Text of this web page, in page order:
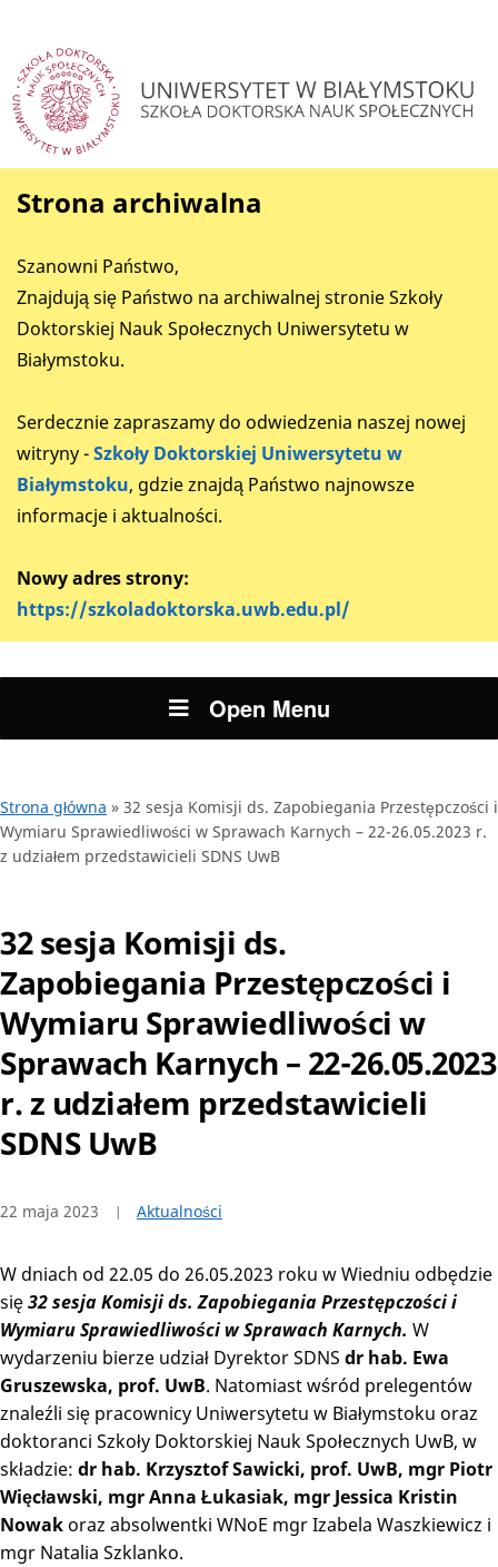
Strona archiwalna
Szanowni Państwo,
Znajdują się Państwo na archiwalnej stronie Szkoły
Doktorskiej Nauk Społecznych Uniwersytetu w
Białymstoku.
Serdecznie zapraszamy do odwiedzenia naszej nowej
witryny -Szkoły Doktorskiej Uniwersytetu w
Białymstoku, gdzie znajdą Państwo najnowsze
informacje i aktualności.
Nowy adres strony:
https://szkoladoktorska.uwb.edu.pl/
Open Menu
Strona główna » 32 sesja Komisji ds. Zapobiegania Przestępczości i
Wymiaru Sprawiedliwości w Sprawach Karnych – 22-26.05.2023 r.
z udziałem przedstawicieli SDNS UwB
32 sesja Komisji ds.
Zapobiegania Przestępczości i
Wymiaru Sprawiedliwości w
Sprawach Karnych – 22-26.05.2023
r. z udziałem przedstawicieli
SDNS UwB
22 maja 2023 Aktualności
W dniach od 22.05 do 26.05.2023 roku w Wiedniu odbędzie
się32 sesja Komisji ds. Zapobiegania Przestępczości i
Wymiaru Sprawiedliwości w Sprawach Karnych. W
wydarzeniu bierze udział Dyrektor SDNS dr hab. Ewa
Gruszewska, prof. UwB. Natomiast wśród prelegentów
znaleźli się pracownicy Uniwersytetu w Białymstoku oraz
doktoranci Szkoły Doktorskiej Nauk Społecznych UwB, w
składzie: dr hab. Krzysztof Sawicki, prof. UwB, mgr Piotr
Więcławski, mgr Anna Łukasiak, mgr Jessica Kristin
Nowak oraz absolwentki WNoE mgr Izabela Waszkiewicz i
mgr Natalia Szklanko.